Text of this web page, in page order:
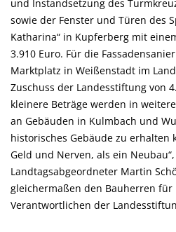
und Instandsetzung des
sowie der Fenster und Türen des
Katharina“ in Kupferberg mit
3.910 Euro. Für die
Marktplatz in Weißenstadt im
Zuschuss der Landesstiftung von
kleinere Beträge werden in
an Gebäuden in Kulmbach und
historisches Gebäude zu erhalten
Geld und Nerven, als ein
Landtagsabgeordneter Martin
gleichermaßen den Bauherren
Verantwortlichen der